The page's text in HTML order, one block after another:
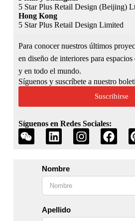
5 Star Plus Retail Design (Beijing)
Hong Kong
5 Star Plus Retail Design Limited
Para conocer nuestros últimos
en diseño de interiores para
y en todo el mundo.
Síguenos y suscríbete a nuestro
Suscribirse
Síguenos en Redes Sociales:
Nombre
Apellido